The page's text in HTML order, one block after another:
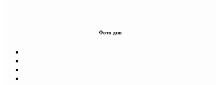
Фото дня